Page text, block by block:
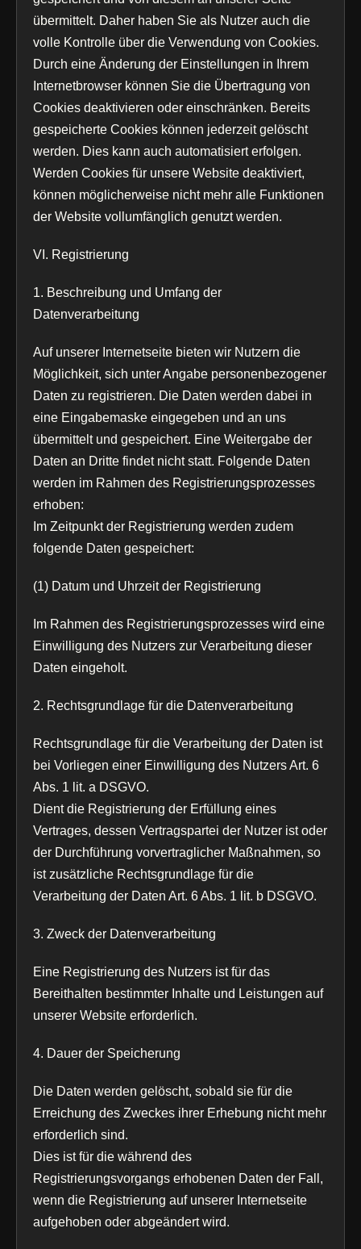
übermittelt. Daher haben Sie als Nutzer auch die
volle Kontrolle über die Verwendung von Cookies.
Durch eine Änderung der Einstellungen in Ihrem
Internetbrowser können Sie die Übertragung von
Cookies deaktivieren oder einschränken. Bereits
gespeicherte Cookies können jederzeit gelöscht
werden. Dies kann auch automatisiert erfolgen.
Werden Cookies für unsere Website deaktiviert,
können möglicherweise nicht mehr alle Funktionen
der Website vollumfänglich genutzt werden.
VI. Registrierung
1. Beschreibung und Umfang der
Datenverarbeitung
Auf unserer Internetseite bieten wir Nutzern die
Möglichkeit, sich unter Angabe personenbezogener
Daten zu registrieren. Die Daten werden dabei in
eine Eingabemaske eingegeben und an uns
übermittelt und gespeichert. Eine Weitergabe der
Daten an Dritte findet nicht statt. Folgende Daten
werden im Rahmen des Registrierungsprozesses
erhoben:
Im Zeitpunkt der Registrierung werden zudem
folgende Daten gespeichert:
(1) Datum und Uhrzeit der Registrierung
Im Rahmen des Registrierungsprozesses wird eine
Einwilligung des Nutzers zur Verarbeitung dieser
Daten eingeholt.
2. Rechtsgrundlage für die Datenverarbeitung
Rechtsgrundlage für die Verarbeitung der Daten ist
bei Vorliegen einer Einwilligung des Nutzers Art. 6
Abs. 1 lit. a DSGVO.
Dient die Registrierung der Erfüllung eines
Vertrages, dessen Vertragspartei der Nutzer ist oder
der Durchführung vorvertraglicher Maßnahmen, so
ist zusätzliche Rechtsgrundlage für die
Verarbeitung der Daten Art. 6 Abs. 1 lit. b DSGVO.
3. Zweck der Datenverarbeitung
Eine Registrierung des Nutzers ist für das
Bereithalten bestimmter Inhalte und Leistungen auf
unserer Website erforderlich.
4. Dauer der Speicherung
Die Daten werden gelöscht, sobald sie für die
Erreichung des Zweckes ihrer Erhebung nicht mehr
erforderlich sind.
Dies ist für die während des
Registrierungsvorgangs erhobenen Daten der Fall,
wenn die Registrierung auf unserer Internetseite
aufgehoben oder abgeändert wird.